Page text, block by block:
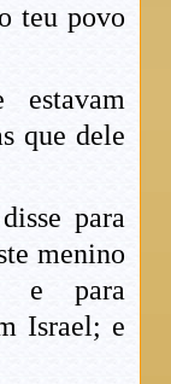
teu povo
que dele
para
menino
e para
Israel; e